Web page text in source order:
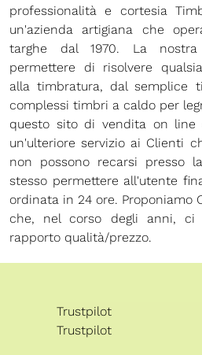
professionalità e cortesia
un'azienda artigiana che
targhe dal 1970. La
permettere di risolvere
alla timbratura, dal semplice
complessi timbri a caldo per
questo sito di vendita on line
un'ulteriore servizio ai Clienti
non possono recarsi presso
stesso permettere all'utente
ordinata in 24 ore. Proponiamo
che, nel corso degli anni,
rapporto qualità/prezzo.
Trustpilot
Trustpilot